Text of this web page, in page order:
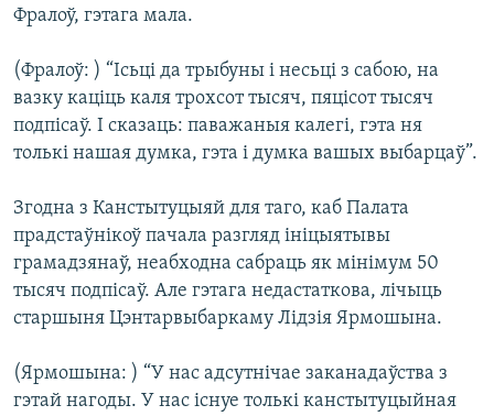
Фралоў, гэтага мала.
(Фралоў: ) “Ісьці да трыбуны і несьці з сабою, на
вазку каціць каля трохсот тысяч, пяцісот тысяч
подпісаў. І сказаць: паважаныя калегі, гэта ня
толькі нашая думка, гэта і думка вашых выбарцаў”.
Згодна з Канстытуцыяй для таго, каб Палата
прадстаўнікоў пачала разгляд ініцыятывы
грамадзянаў, неабходна сабраць як мінімум 50
тысяч подпісаў. Але гэтага недастаткова, лічыць
старшыня Цэнтарвыбаркаму Лідзія Ярмошына.
(Ярмошына: ) “У нас адсутнічае заканадаўства з
гэтай нагоды. У нас існуе толькі канстытуцыйная